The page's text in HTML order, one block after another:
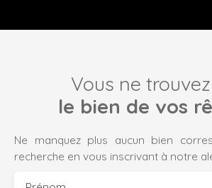
Vous ne
le bien de vos
Ne manquez plus aucun bien
recherche en vous inscrivant à notre